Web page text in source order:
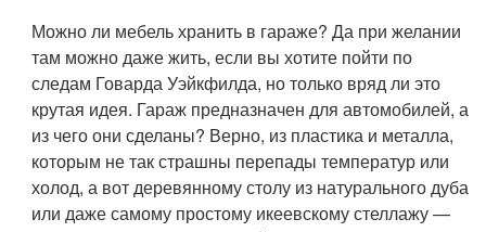
Можно ли мебель хранить в гараже? Да при желании
там можно даже жить, если вы хотите пойти по
следам Говарда Уэйкфилда, но только вряд ли это
крутая идея. Гараж предназначен для автомобилей, а
из чего они сделаны? Верно, из пластика и металла,
которым не так страшны перепады температур или
холод, а вот деревянному столу из натурального дуба
или даже самому простому икеевскому стеллажу —